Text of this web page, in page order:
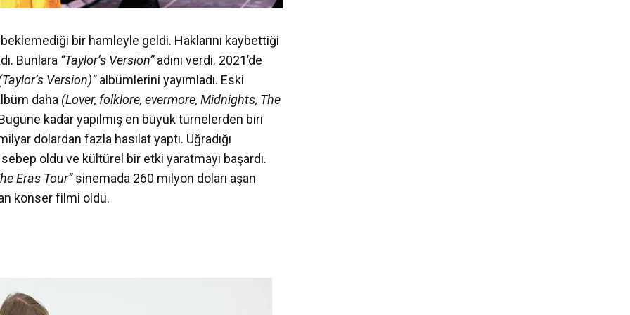
bir hamleyle geldi. Haklarını kaybettiği
Bunlara “Taylor’s Version”adını verdi. 2021’de
Version)”albümlerini yayımladı. Eski
daha (Lover, folklore, evermore, Midnights, The
kadar yapılmış en büyük turnelerden biri
dolardan fazla hasılat yaptı. Uğradığı
oldu ve kültürel bir etki yaratmayı başardı.
Eras Tour”sinemada 260 milyon doları aşan
konser filmi oldu.